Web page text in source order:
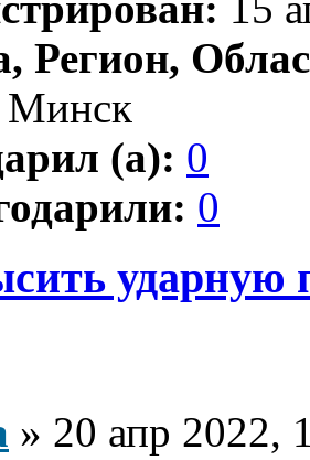
Регион,
Минск
(а): 0
0
ударную
» 20 апр 2022,